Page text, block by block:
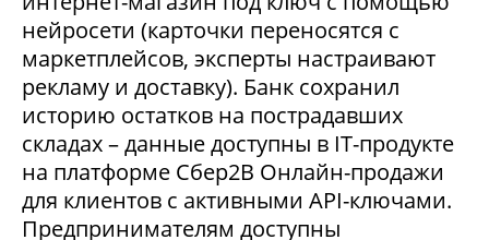
нейросети (карточки переносятся с
маркетплейсов, эксперты настраивают
рекламу и доставку). Банк сохранил
историю остатков на пострадавших
складах – данные доступны в IT-продукте
на платформе Сбер2В Онлайн-продажи
для клиентов с активными API-ключами.
Предпринимателям доступны